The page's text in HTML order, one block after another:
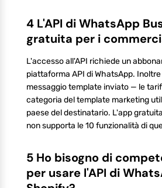
4 L'API di WhatsApp
gratuita per i
L'accesso all'API richiede un
piattaforma API di WhatsApp.
messaggio template inviato — le
categoria del template marketing
paese del destinatario. L'app
non supporta le 10 funzionalità di
5 Ho bisogno di
per usare l'API di